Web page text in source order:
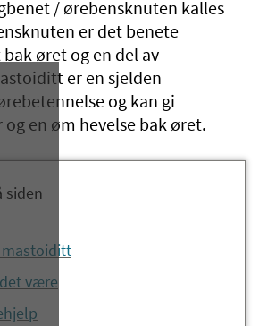
/ ørebensknuten kalles
er det benete
øret og en del av
er en sjelden
og kan gi
en øm hevelse bak øret.
siden
mastoiditt
være